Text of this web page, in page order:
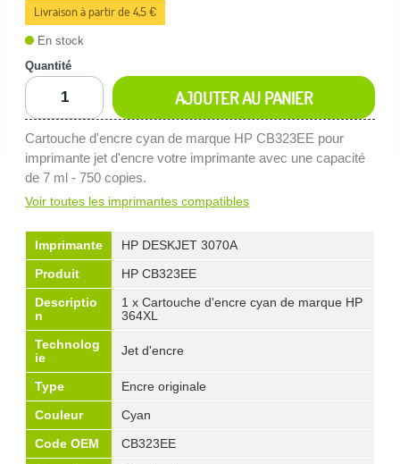
Livraison à partir de 4,5 €
En stock
Quantité
AJOUTER AU PANIER
Cartouche d'encre cyan de marque HP CB323EE pour
imprimante jet d'encre votre imprimante avec une capacité
de 7 ml - 750 copies.
Voir toutes les imprimantes compatibles
Imprimante
HP DESKJET 3070A
Produit
HP CB323EE
Descriptio
n
1 x Cartouche d'encre cyan de marque HP
364XL
Technolog
ie
Jet d'encre
Type
Encre originale
Couleur
Cyan
Code OEM
CB323EE